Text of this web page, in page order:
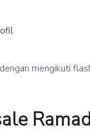
mengikuti